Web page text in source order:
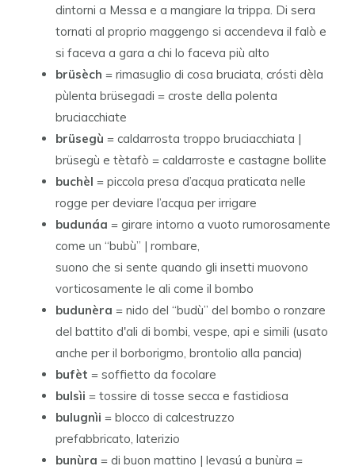
dintorni a Messa e a mangiare la trippa. Di sera
tornati al proprio maggengo si accendeva il falò e
si faceva a gara a chi lo faceva più alto
brüsèch = rimasuglio di cosa bruciata, crósti dèla
pùlenta brüsegadi = croste della polenta
bruciacchiate
brüsegù = caldarrosta troppo bruciacchiata |
brüsegù e tètafò = caldarroste e castagne bollite
buchèl = piccola presa d’acqua praticata nelle
rogge per deviare l’acqua per irrigare
budunáa = girare intorno a vuoto rumorosamente
come un “bubù” | rombare,
suono che si sente quando gli insetti muovono
vorticosamente le ali come il bombo
budunèra = nido del “budù” del bombo o ronzare
del battito d'ali di bombi, vespe, api e simili (usato
anche per il borborigmo, brontolio alla pancia)
bufèt = soffietto da focolare
bulsìi = tossire di tosse secca e fastidiosa
bulugnìi = blocco di calcestruzzo
prefabbricato, laterizio
bunùra = di buon mattino | levasú a bunùra =